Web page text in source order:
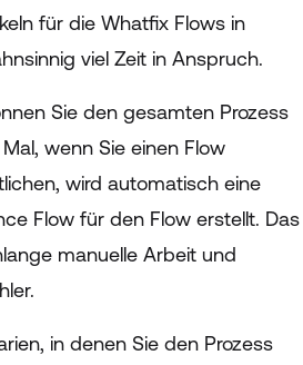
für die Whatfix Flows in
viel Zeit in Anspruch.
Sie den gesamten Prozess
wenn Sie einen Flow
wird automatisch eine
Flow für den Flow erstellt. Das
manuelle Arbeit und
in denen Sie den Prozess